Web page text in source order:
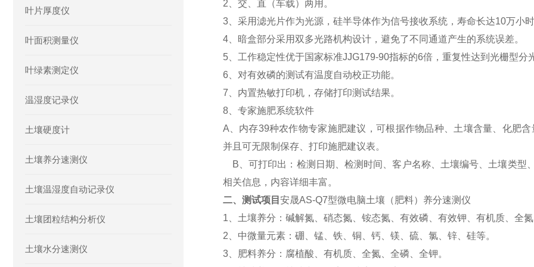
叶片厚度仪
叶面积测量仪
叶绿素测定仪
温湿度记录仪
土壤硬度计
土壤养分速测仪
土壤温湿度自动记录仪
土壤团粒结构分析仪
土壤水分速测仪
2 交、直（车载）两用 。
3、 采用滤光片作为光源，硅半导体作为信号接收系统，寿命长达10万小时
4、 暗盒部分采用双多光路机构设计，避免了不同通道产生的系统误差。
5、 工作稳定性优于国家标准JJG179-90指标的6倍，重复性达到光栅型分
6、 对有效磷的测试有温度自动校正功能。
7、 内置热敏打印机，存储打印测试结果。
8、 专家施肥系统软件
A、 内存39种农作物专家施肥建议，可根据作物品种、土壤含量、化肥
并且可无限制保存、打印施肥建议表。
B 、可打印出：检测日期、检测时间、客户名称、土壤编号、土壤类
相关信息，内容详细丰富 。
二、测试项目 安晟AS-Q7型微电脑土壤（肥料）养分速测仪
1、 土壤养分：碱解氮、 硝态氮、 铵态氮、 有效磷、 有效钾、有机质、全
2、中微量元素：硼、锰、铁、铜、钙、镁、硫、氯、锌、硅等。
3、
肥料养分： 腐植酸、有机质、全氮、全磷、全钾。